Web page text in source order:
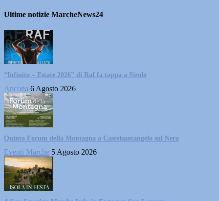
Ultime notizie MarcheNews24
“Infinito – Estate 2026” di Raf fa tappa a Sirolo
Ancona 6 Agosto 2026
Quinto Forum della Montagna a Castelsantangelo sul Nera
Eventi Marche 5 Agosto 2026